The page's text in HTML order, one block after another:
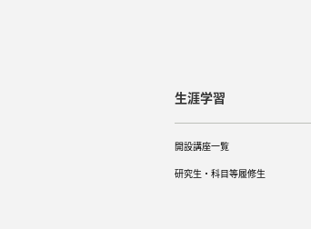
生涯学習
開設講座一覧
研究生・科目等履修生